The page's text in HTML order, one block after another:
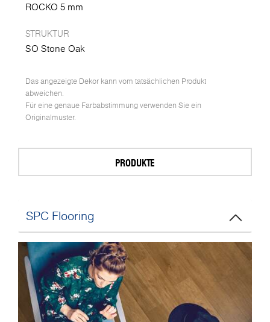
ROCKO 5 mm
STRUKTUR
SO Stone Oak
Das angezeigte Dekor kann vom tatsächlichen Produkt
abweichen.
Für eine genaue Farbabstimmung verwenden Sie ein
Originalmuster.
PRODUKTE
SPC Flooring